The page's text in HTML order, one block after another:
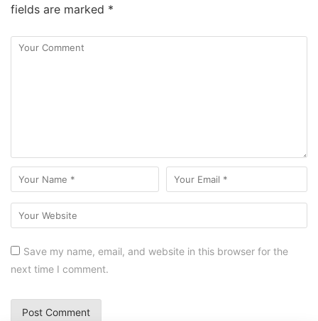
fields are marked *
Save my name, email, and website in this browser for the
next time I comment.